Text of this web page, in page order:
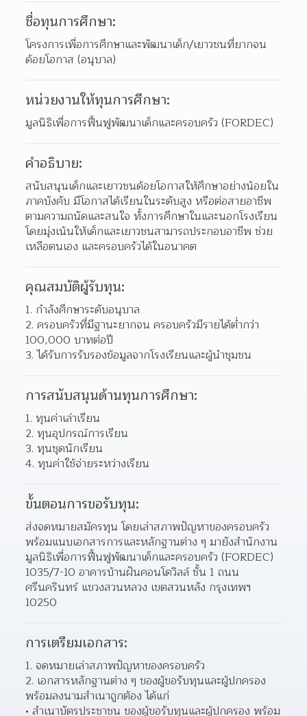
ชื่อทุนการศึกษา:
โครงการเพื่อการศึกษาและพัฒนาเด็ก/เยาวชนที่ยากจน
ด้อยโอกาส (อนุบาล)
หน่วยงานให้ทุนการศึกษา:
มูลนิธิเพื่อการฟื้นฟูพัฒนาเด็กและครอบครัว (FORDEC)
คำอธิบาย:
สนับสนุนเด็กและเยาวชนด้อยโอกาสให้ศึกษาอย่างน้อยใน
ภาคบังคับ มีโอกาสได้เรียนในระดับสูง หรือต่อสายอาชีพ
ตามความถนัดและสนใจ ทั้งการศึกษาในและนอกโรงเรียน
โดยมุ่งเน้นให้เด็กและเยาวชนสามารถประกอบอาชีพ ช่วย
เหลือตนเอง และครอบครัวได้ในอนาคต
คุณสมบัติผู้รับทุน:
กำลังศึกษาระดับอนุบาล
ครอบครัวที่มีฐานะยากจน ครอบครัวมีรายได้ต่ำกว่า
100,000 บาทต่อปี
ได้รับการรับรองข้อมูลจากโรงเรียนและผู้นำชุมชน
การสนับสนุนด้านทุนการศึกษา:
ทุนค่าเล่าเรียน
ทุนอุปกรณ์การเรียน
ทุนชุดนักเรียน
ทุนค่าใช้จ่ายระหว่างเรียน
ขั้นตอนการขอรับทุน:
ส่งจดหมายสมัครทุน โดยเล่าสภาพปัญหาของครอบครัว
พร้อมแนบเอกสารการและหลักฐานต่าง ๆ มายังสำนักงาน
มูลนิธิเพื่อการฟื้นฟูพัฒนาเด็กและครอบครัว (FORDEC)
1035/7-10 อาคารบ้านฝันคอนโดวิลล์ ชั้น 1 ถนน
ศรีนครินทร์ แขวงสวนหลวง เขตสวนหลัง กรุงเทพฯ
10250
การเตรียมเอกสาร:
จดหมายเล่าสภาพปัญหาของครอบครัว
เอกสารหลักฐานต่าง ๆ ของผู้ขอรับทุนและผู้ปกครอง
พร้อมลงนามสำเนาถูกต้อง ได้แก่
สำเนาบัตรประชาชน ของผู้ขอรับทุนและผู้ปกครอง พร้อม